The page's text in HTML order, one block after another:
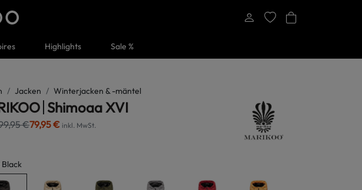
Highlights Sale %
Jacken Winterjacken & -mäntel
Shimoaa XVI
€79,95 € inkl. MwSt.
Black